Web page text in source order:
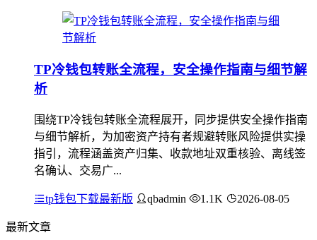
TP冷钱包转账全流程，安全操作指南与细节解
析
围绕TP冷钱包转账全流程展开，同步提供安全操作指南
与细节解析，为加密资产持有者规避转账风险提供实操
指引，流程涵盖资产归集、收款地址双重核验、离线签
名确认、交易广...
tp钱包下载最新版 qbadmin 1.1K 2026-08-05
最新文章